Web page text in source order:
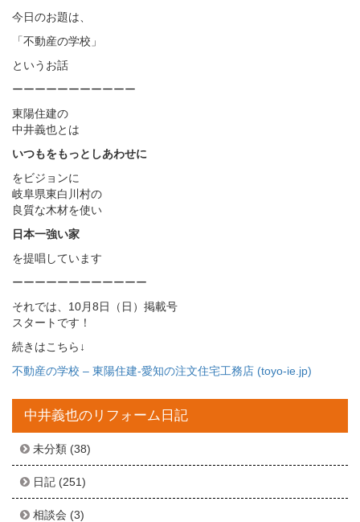
今日のお題は、
「不動産の学校」
というお話
ーーーーーーーーーーー
東陽住建の
中井義也とは
いつもをもっとしあわせに
をビジョンに
岐阜県東白川村の
良質な木材を使い
日本一強い家
を提唱しています
ーーーーーーーーーーーー
それでは、10月8日（日）掲載号
スタートです！
続きはこちら↓
不動産の学校 – 東陽住建-愛知の注文住宅工務店 (toyo-ie.jp)
中井義也のリフォーム日記
未分類 (38)
日記 (251)
相談会 (3)